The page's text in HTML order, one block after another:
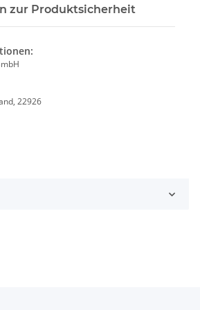
zur Produktsicherheit
22926